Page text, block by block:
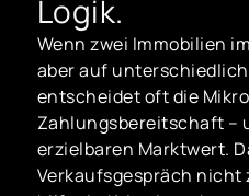
Logik.
Wenn zwei Immobilien
aber auf
entscheidet oft die
Zahlungsbereitschaft –
erzielbaren Marktwert.
Verkaufsgespräch nicht